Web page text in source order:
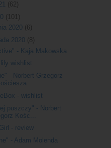
(62)
(101)
2020 (6)
2020 (8)
- Kaja Makowska
wishlist
- Norbert Grzegorz
- wishlist
puszczy" - Norbert
Kośc...
- review
- Adam Molenda